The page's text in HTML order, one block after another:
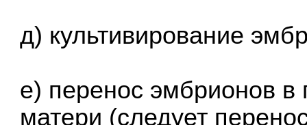
д) культивирование
е) перенос эмбрионов в
матери (следует